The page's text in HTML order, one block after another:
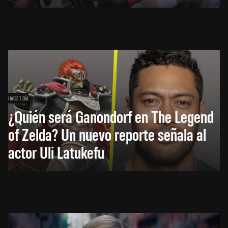
HACE 1 DÍA
¿Quién será Ganondorf en The Legend
of Zelda? Un nuevo reporte señala al
actor Uli Latukefu